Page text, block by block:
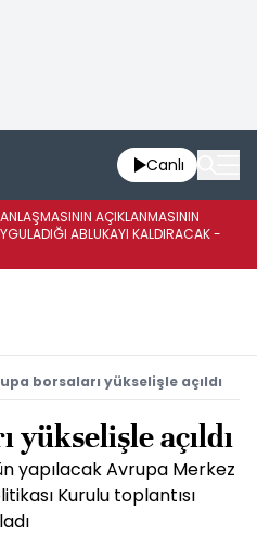
Canlı
AÇIKLANMASININ
ABLUKAYI KALDIRACAK -
borsaları yükselişle açıldı
yükselişle açıldı
yapılacak Avrupa Merkez
Kurulu toplantısı